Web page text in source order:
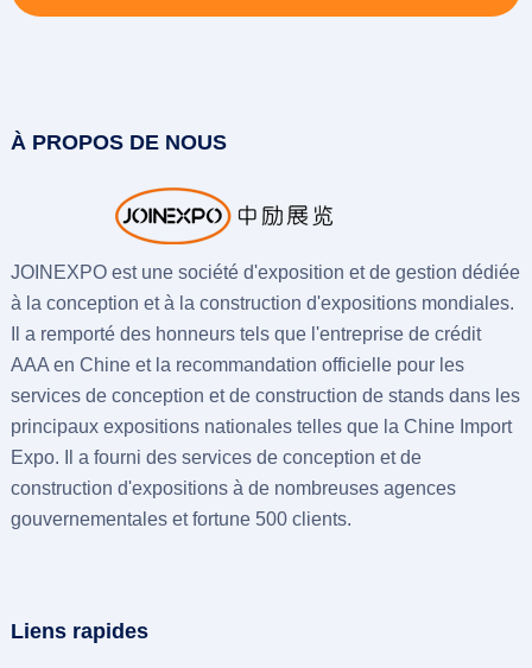
À PROPOS DE NOUS
JOINEXPO est une société d'exposition et de gestion dédiée
à la conception et à la construction d'expositions mondiales.
Il a remporté des honneurs tels que l'entreprise de crédit
AAA en Chine et la recommandation officielle pour les
services de conception et de construction de stands dans les
principaux expositions nationales telles que la Chine Import
Expo. Il a fourni des services de conception et de
construction d'expositions à de nombreuses agences
gouvernementales et fortune 500 clients.
Liens rapides